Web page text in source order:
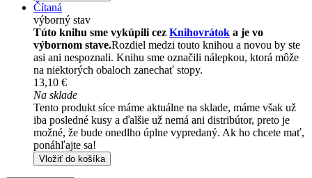
Čítaná
výborný stav
Túto knihu sme vykúpili cez Knihovrátok a je vo
výbornom stave.Rozdiel medzi touto knihou a novou by ste
asi ani nespoznali. Knihu sme označili nálepkou, ktorá môže
na niektorých obaloch zanechať stopy.
13,10 €
Na sklade
Tento produkt síce máme aktuálne na sklade, máme však už
iba posledné kusy a ďalšie už nemá ani distribútor, preto je
možné, že bude onedlho úplne vypredaný. Ak ho chcete mať,
ponáhľajte sa!
Vložiť do košíka